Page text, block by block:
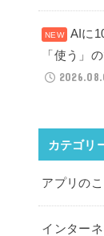
AIに
「使う」
カテゴリ
アプリのこ
インター